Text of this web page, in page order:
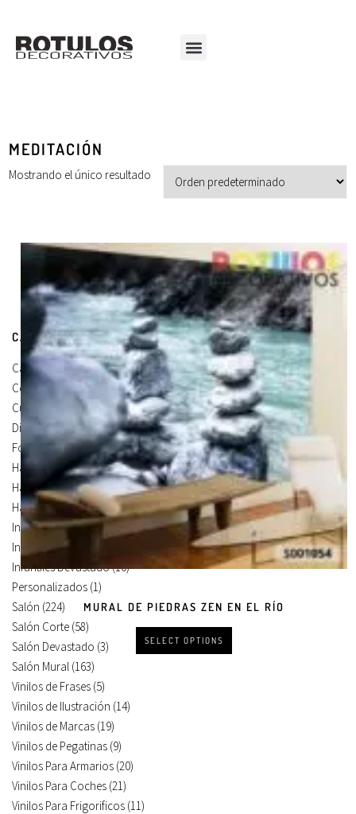
MEDITACIÓN
Mostrando el único resultado
MURAL DE PIEDRAS ZEN EN EL RÍO
SELECT OPTIONS
CATEGORÍAS DE PRODUCTOS
Carteles Para Puertas(3)
Cocina
(13)
Cuadros en Vinilos(105)
Diseños en Vinilo(8)
Foto Lienzo(51)
Habitación(4)
Habitación Corte(3)
Habitación Devastado (1)
Infantiles(75)
Infantiles Corte
Infantiles Devastado(10)
Personalizados (1)
Salón (224)
Salón Corte (58)
Salón Devastado (3)
Salón Mural (163)
Vinilos de Frases (5)
Vinilos de Ilustración (14)
Vinilos de Marcas (19)
Vinilos de Pegatinas (9)
Vinilos Para Armarios (20)
Vinilos Para Coches (21)
Vinilos Para Frigorificos (11)